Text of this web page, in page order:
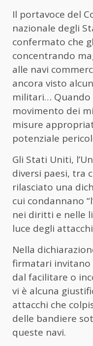
Il portavoce del
nazionale degli
confermato che
concentrando
alle navi
ancora visto
militari…
movimento dei
misure
potenziale
Gli Stati Uniti,
diversi paesi, tra
rilasciato una
cui condannano
nei diritti e nelle
luce degli
Nella
firmatari invitano
dal facilitare o
vi è alcuna
attacchi che
delle bandiere
queste navi.